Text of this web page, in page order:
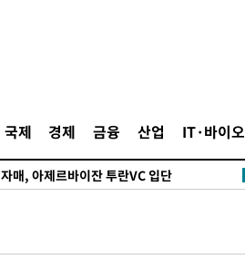
국제 경제 금융 산업 IT·바이오
동·의성 관할 4개 면 특별재난지역 선포
원 초과 시 낮은 계급 임용…희망지 못 갈 수
에 54조 투자…"AI 메모리 수요 선제 대응"
매, 아제르바이잔 투란VC 입단
들여다보니…한국 축구 '5승 2무'
내린 1416.1원 마감